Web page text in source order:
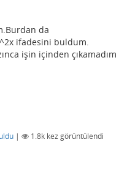
da
ifadesini buldum.
işin içinden çıkamadım
| 1.8k kez görüntülendi